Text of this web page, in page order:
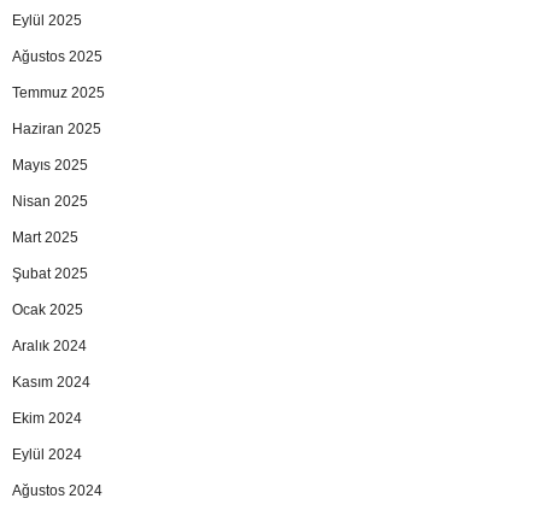
Eylül 2025
Ağustos 2025
Temmuz 2025
Haziran 2025
Mayıs 2025
Nisan 2025
Mart 2025
Şubat 2025
Ocak 2025
Aralık 2024
Kasım 2024
Ekim 2024
Eylül 2024
Ağustos 2024